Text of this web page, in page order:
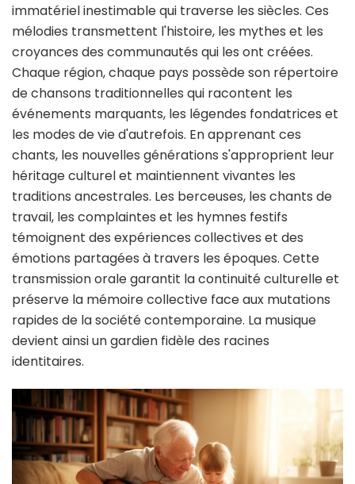
immatériel inestimable qui traverse les siècles. Ces
mélodies transmettent l'histoire, les mythes et les
croyances des communautés qui les ont créées.
Chaque région, chaque pays possède son répertoire
de chansons traditionnelles qui racontent les
événements marquants, les légendes fondatrices et
les modes de vie d'autrefois. En apprenant ces
chants, les nouvelles générations s'approprient leur
héritage culturel et maintiennent vivantes les
traditions ancestrales. Les berceuses, les chants de
travail, les complaintes et les hymnes festifs
témoignent des expériences collectives et des
émotions partagées à travers les époques. Cette
transmission orale garantit la continuité culturelle et
préserve la mémoire collective face aux mutations
rapides de la société contemporaine. La musique
devient ainsi un gardien fidèle des racines
identitaires.